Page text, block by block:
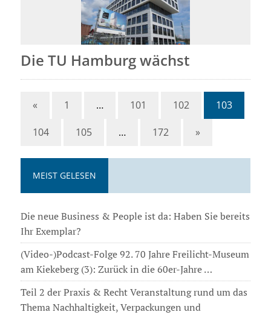
Die TU Hamburg wächst
« 1 … 101 102 103
104 105 … 172 »
MEIST GELESEN
Die neue Business & People ist da: Haben Sie bereits
Ihr Exemplar?
(Video-)Podcast-Folge 92. 70 Jahre Freilicht-Museum
am Kiekeberg (3): Zurück in die 60er-Jahre …
Teil 2 der Praxis & Recht Veranstaltung rund um das
Thema Nachhaltigkeit, Verpackungen und